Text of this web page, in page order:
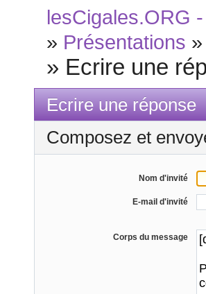
lesCigales.ORG
» Présentations »
» Ecrire une
Ecrire une réponse
Composez et
Nom d'invité
E-mail d'invité
Corps du message